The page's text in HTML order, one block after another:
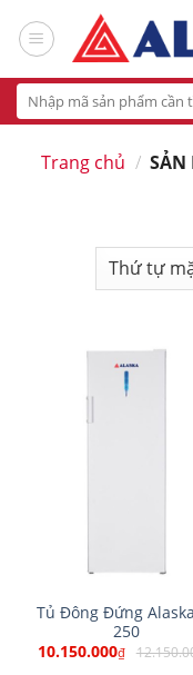
Tìm
kiếm:
Trang chủ / SẢN
Tủ Đông Đứng
250
10.150.000₫